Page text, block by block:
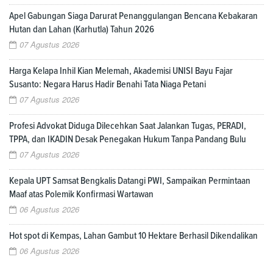
Apel Gabungan Siaga Darurat Penanggulangan Bencana Kebakaran
Hutan dan Lahan (Karhutla) Tahun 2026
07 Agustus 2026
Harga Kelapa Inhil Kian Melemah, Akademisi UNISI Bayu Fajar
Susanto: Negara Harus Hadir Benahi Tata Niaga Petani
07 Agustus 2026
Profesi Advokat Diduga Dilecehkan Saat Jalankan Tugas, PERADI,
TPPA, dan IKADIN Desak Penegakan Hukum Tanpa Pandang Bulu
07 Agustus 2026
Kepala UPT Samsat Bengkalis Datangi PWI, Sampaikan Permintaan
Maaf atas Polemik Konfirmasi Wartawan
06 Agustus 2026
Hot spot di Kempas, Lahan Gambut 10 Hektare Berhasil Dikendalikan
06 Agustus 2026